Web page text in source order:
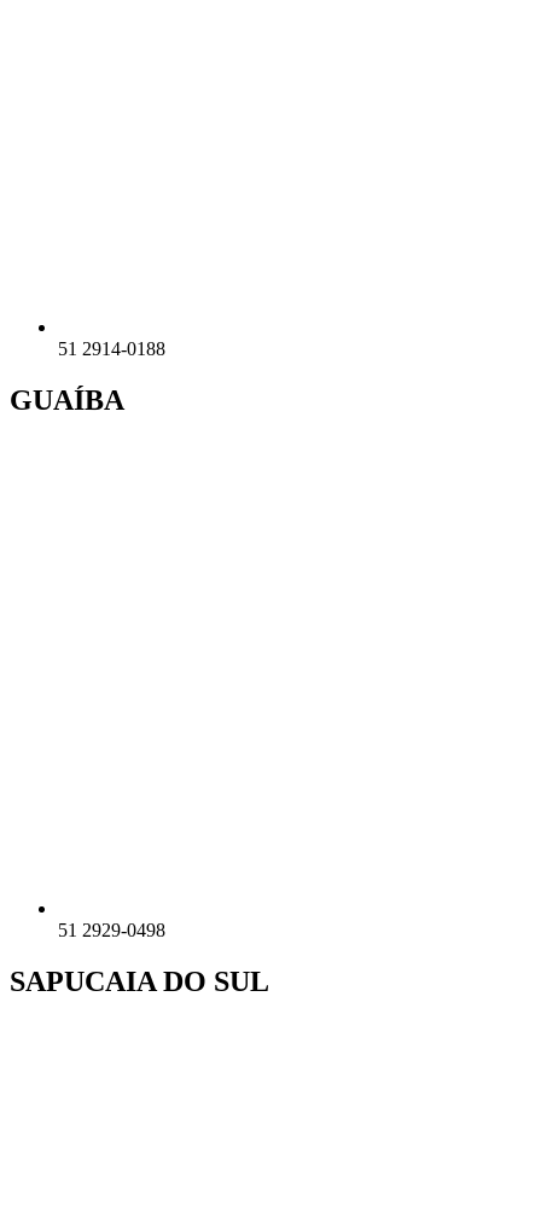
51 2914-0188
GUAÍBA
51 2929-0498
SAPUCAIA DO SUL